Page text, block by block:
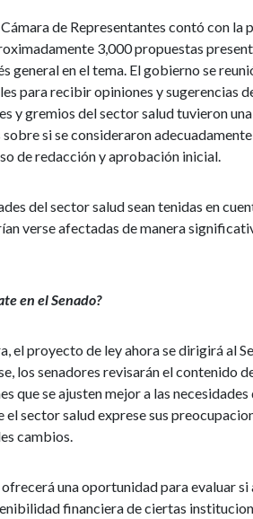
de Representantes contó con
3,000 propuestas
general en el tema. El gobierno se
para recibir opiniones y sugerencias
y gremios del sector salud tuvieron
si se consideraron
de redacción y aprobación inicial.
del sector salud sean tenidas en
verse afectadas de manera
en el Senado?
el proyecto de ley ahora se dirigirá al
los senadores revisarán el contenido
que se ajusten mejor a las
el sector salud exprese sus
cambios.
una oportunidad para evaluar
financiera de ciertas